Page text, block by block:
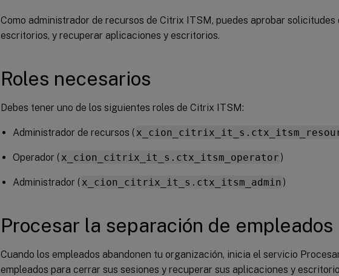
Como administrador de recursos de Citrix ITSM, puedes aprobar solicitudes
escritorios, y recuperar aplicaciones y escritorios.
Roles necesarios
Debes tener uno de los siguientes roles de Citrix ITSM:
Administrador de recursos (
Operador ( x_cion_citrix_it_s.ctx_itsm_operator )
Administrador ( x_cion_citrix_it_s.ctx_itsm_admin )
Procesar la separación de empleados
Cuando los empleados abandonen tu organización, inicia el servicio
empleados para cerrar sus sesiones y recuperar sus aplicaciones y